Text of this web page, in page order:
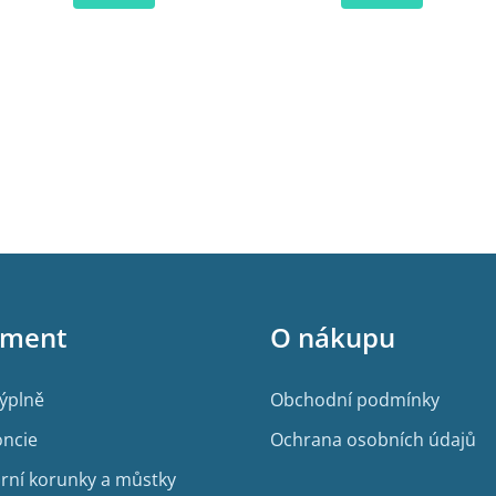
korunky a můstky
O nákupu
Obchodní podmínky
Ochrana osobních údajů